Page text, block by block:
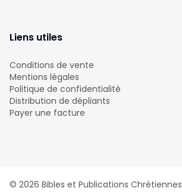
Liens utiles
Conditions de vente
Mentions légales
Politique de confidentialité
Distribution de dépliants
Payer une facture
© 2026 Bibles et Publications Chrétiennes